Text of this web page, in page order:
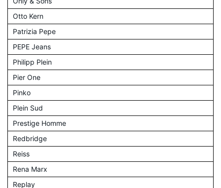
Otto Kern
Patrizia Pepe
PEPE Jeans
Philipp Plein
Pier One
Pinko
Plein Sud
Prestige Homme
Redbridge
Reiss
Rena Marx
Replay